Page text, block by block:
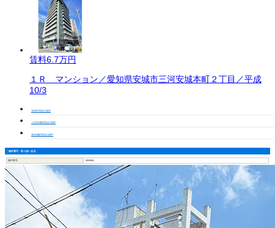
賃料6.7万円
１Ｒ マンション／愛知県安城市三河安城本町２丁目／平成
10/3
安城市周辺の物件
三河安城駅周辺の物件
新安城駅周辺の物件
物件番号・取り扱い支店
物件番号 2003064